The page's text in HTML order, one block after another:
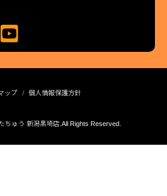
ップ 個人情報保護方針
ちゅう 新潟黒埼店 .All Rights Reserved.